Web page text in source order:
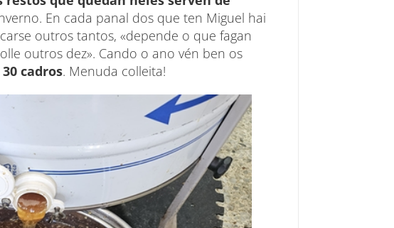
En cada panal dos que ten Miguel hai
outros tantos, «depende o que fagan
outros dez». Cando o ano vén ben os
cadros. Menuda colleita!